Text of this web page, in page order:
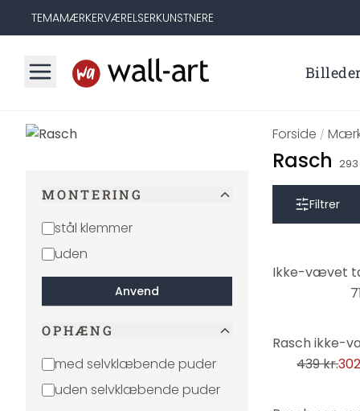
TEMAMÆRKERVÆRELSERKUNSTNERE
Billeder
MONTERING
stål klemmer
uden
Anvend
OPHÆNG
med selvklæbende puder
uden selvklæbende puder
Forside /
Rasch 293
Filtrer
439 kr.